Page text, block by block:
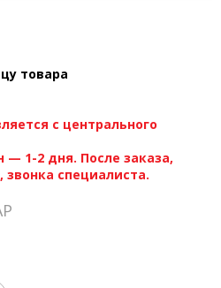
товара
с центрального
— 1-2 дня. После заказа,
специалиста.